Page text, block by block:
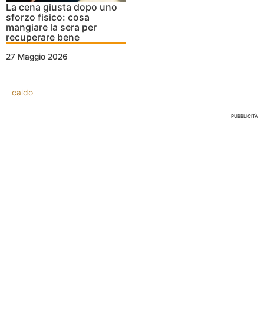
La cena giusta dopo uno
sforzo fisico: cosa
mangiare la sera per
recuperare bene
27 Maggio 2026
caldo
PUBBLICITÀ